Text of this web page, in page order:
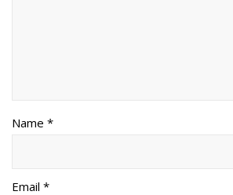
Name *
Email *